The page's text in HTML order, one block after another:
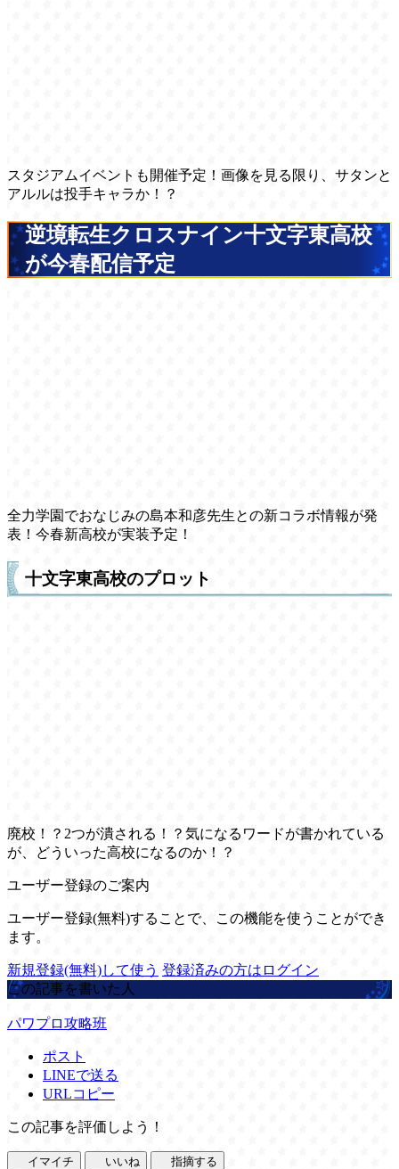
スタジアムイベントも開催予定！画像を見る限り、サタンと
アルルは投手キャラか！？
逆境転生クロスナイン十文字東高校
が今春配信予定
全力学園でおなじみの島本和彦先生との新コラボ情報が発
表！今春新高校が実装予定！
十文字東高校のプロット
廃校！？2つが潰される！？気になるワードが書かれている
が、どういった高校になるのか！？
ユーザー登録のご案内
ユーザー登録(無料)することで、この機能を使うことができ
ます。
新規登録(無料)して使う 登録済みの方はログイン
この記事を書いた人
パワプロ攻略班
ポスト
LINEで送る
URLコピー
この記事を評価しよう！
イマイチ いいね 指摘する